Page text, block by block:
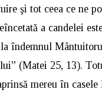
şi tot ceea ce ne
a candelei
îndemnul
(Matei 25, 13).
mereu în